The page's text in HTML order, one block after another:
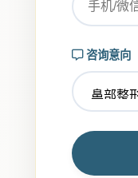
咨询意向